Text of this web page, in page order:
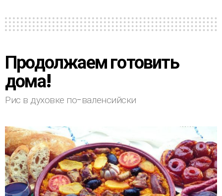
Продолжаем готовить
дома!
Рис в духовке по-валенсийски